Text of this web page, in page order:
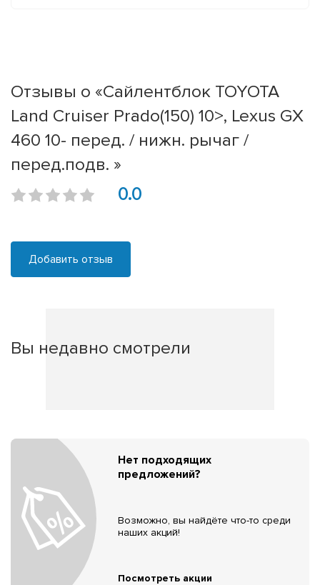
Отзывы о «Сайлентблок TOYOTA
Land Cruiser Prado(150) 10>, Lexus GX
460 10- перед. / нижн. рычаг /
перед.подв. »
0.0
Добавить отзыв
Вы недавно смотрели
Нет подходящих
предложений?
Возможно, вы найдёте что-то среди
наших акций!
Посмотреть акции